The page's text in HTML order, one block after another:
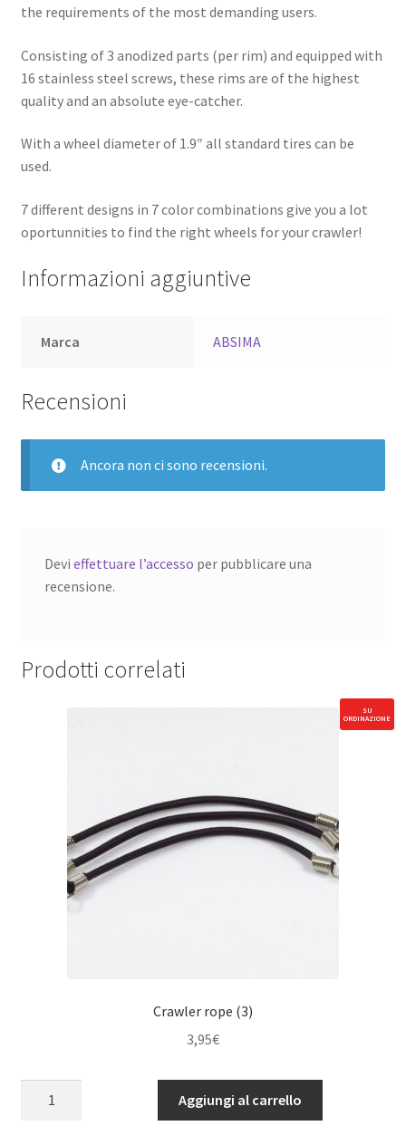
the requirements of the most demanding users.
Consisting of 3 anodized parts (per rim) and equipped with
16 stainless steel screws, these rims are of the highest
quality and an absolute eye-catcher.
With a wheel diameter of 1.9″ all standard tires can be
used.
7 different designs in 7 color combinations give you a lot
oportunnities to find the right wheels for your crawler!
Informazioni aggiuntive
Marca ABSIMA
Recensioni
Ancora non ci sono recensioni.
Devi effettuare l’accesso per pubblicare una
recensione.
Prodotti correlati
SU
ORDINAZIONE
Crawler rope (3)
3,95€
Aggiungi al carrello